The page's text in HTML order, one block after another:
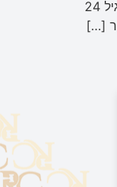
החוק קובע, כי אחד מאלה ייחשב כשיכור: הכמות המותרת של אלכוהול: הכמות המותרת לנהג רגיל היא 290 מיקרוגרם. כאשר מדובר בנהג חדש או נהג צעיר מתחת גיל 24